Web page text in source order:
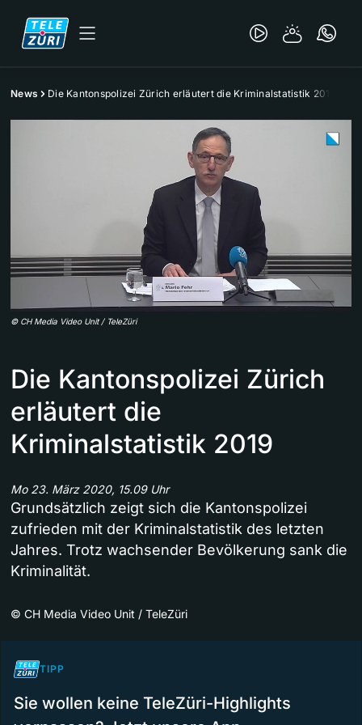
News Die Kantonspolizei Zürich erläutert die Kriminalstatistik 2019
© CH Media Video Unit / TeleZüri
Die Kantonspolizei Zürich
erläutert die
Kriminalstatistik 2019
Mo 23. März 2020, 15.09 Uhr
Grundsätzlich zeigt sich die Kantonspolizei
zufrieden mit der Kriminalstatistik des letzten
Jahres. Trotz wachsender Bevölkerung sank die
Kriminalität.
© CH Media Video Unit / TeleZüri
TIPP
Sie wollen keine TeleZüri-Highlights